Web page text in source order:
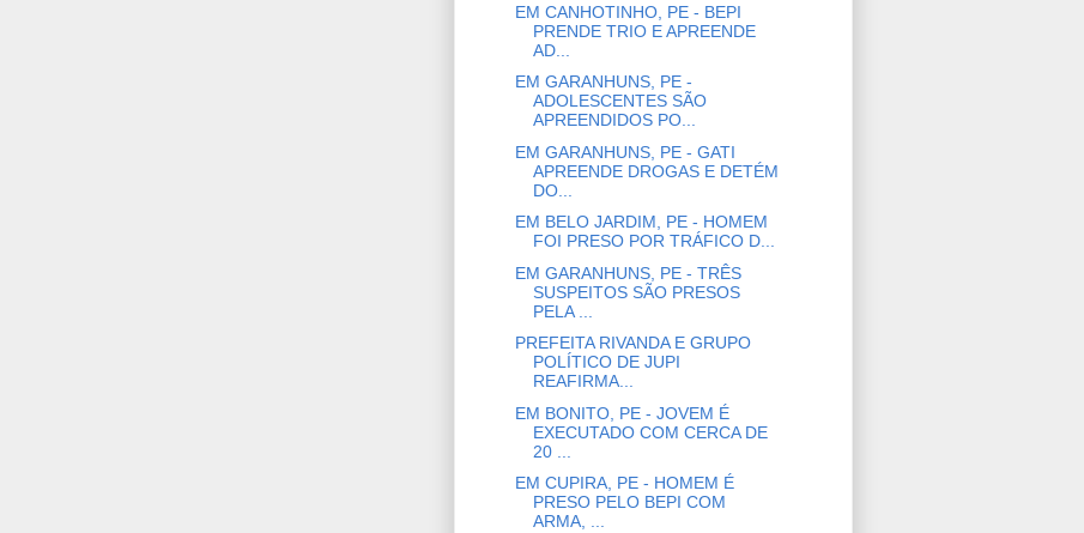
EM CANHOTINHO, PE - BEPI
PRENDE TRIO E APREENDE
AD...
EM GARANHUNS, PE -
ADOLESCENTES SÃO
APREENDIDOS PO...
EM GARANHUNS, PE - GATI
APREENDE DROGAS E DETÉM
DO...
EM BELO JARDIM, PE - HOMEM
FOI PRESO POR TRÁFICO D...
EM GARANHUNS, PE - TRÊS
SUSPEITOS SÃO PRESOS
PELA ...
PREFEITA RIVANDA E GRUPO
POLÍTICO DE JUPI
REAFIRMA...
EM BONITO, PE - JOVEM É
EXECUTADO COM CERCA DE
20 ...
EM CUPIRA, PE - HOMEM É
PRESO PELO BEPI COM
ARMA, ...